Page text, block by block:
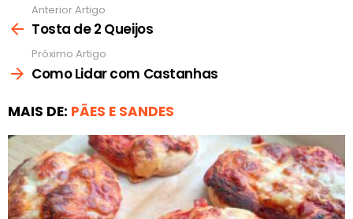
mais
Anterior Artigo
Tosta de 2 Queijos
Próximo Artigo
Como Lidar com Castanhas
MAIS DE: PÃES E SANDES